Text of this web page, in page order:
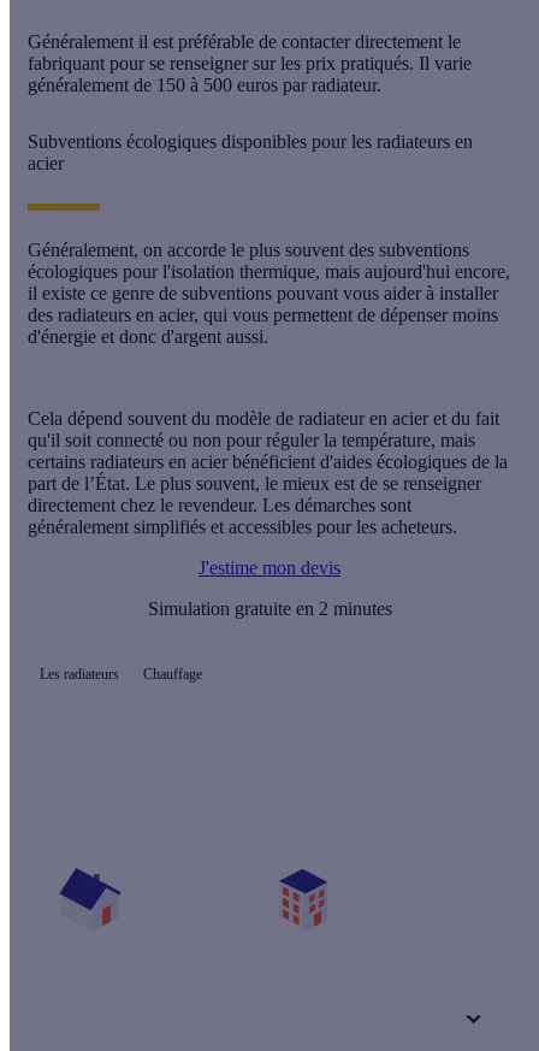
Généralement il est préférable de contacter directement le
fabriquant pour se renseigner sur les prix pratiqués. Il varie
généralement de 150 à 500 euros par radiateur.
Subventions écologiques disponibles pour les radiateurs en
acier
Généralement, on accorde le plus souvent des subventions
écologiques pour l'isolation thermique, mais aujourd'hui encore,
il existe ce genre de subventions pouvant vous aider à installer
des radiateurs en acier, qui vous permettent de dépenser moins
d'énergie et donc d'argent aussi.
Cela dépend souvent du modèle de radiateur en acier et du fait
qu'il soit connecté ou non pour réguler la température, mais
certains radiateurs en acier bénéficient d'aides écologiques de la
part de l’État. Le plus souvent, le mieux est de se renseigner
directement chez le revendeur. Les démarches sont
généralement simplifiés et accessibles pour les acheteurs.
J'estime mon devis
Simulation gratuite en 2 minutes
Les radiateurs Chauffage